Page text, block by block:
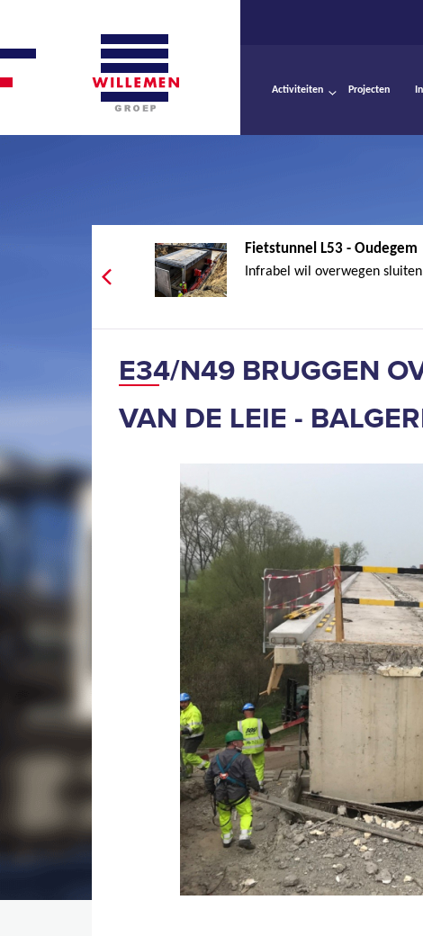
Activiteiten Projecten
Fietstunnel L53 - Oudegem
Infrabel wil overwegen
E34/N49 BRUGGEN
VAN DE LEIE -